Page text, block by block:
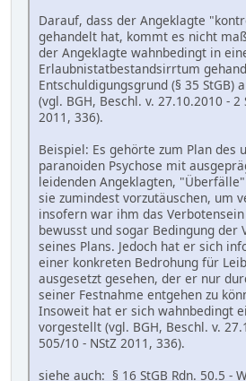
Darauf, dass der Angeklagte
gehandelt hat, kommt es nicht
der Angeklagte wahnbedingt in
Erlaubnistatbestandsirrtum
Entschuldigungsgrund (§ 35 StGB)
(vgl. BGH, Beschl. v. 27.10.2010 - 2
2011, 336).
Beispiel: Es gehörte zum Plan des
paranoiden Psychose mit
leidenden Angeklagten,
sie zumindest vorzutäuschen, um
insofern war ihm das
bewusst und sogar Bedingung der
seines Plans. Jedoch hat er sich
einer konkreten Bedrohung für
ausgesetzt gesehen, der er nur
seiner Festnahme entgehen zu
Insoweit hat er sich wahnbedingt
vorgestellt (vgl. BGH, Beschl. v.
505/10 - NStZ 2011, 336).
siehe auch: § 16 StGB Rdn. 50.5 -